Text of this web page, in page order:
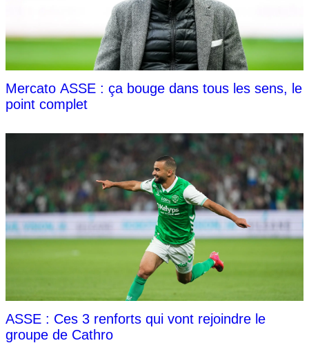
Mercato ASSE : ça bouge dans tous les sens, le
point complet
ASSE : Ces 3 renforts qui vont rejoindre le
groupe de Cathro